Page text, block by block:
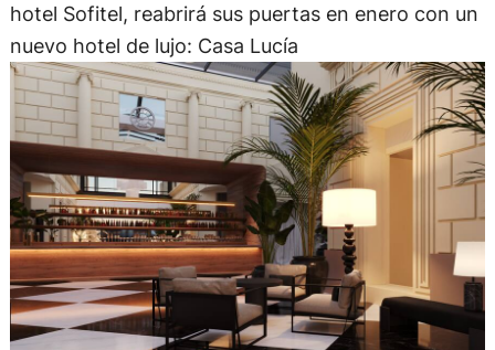
hotel Sofitel, reabrirá sus puertas en enero con un
nuevo hotel de lujo: Casa Lucía